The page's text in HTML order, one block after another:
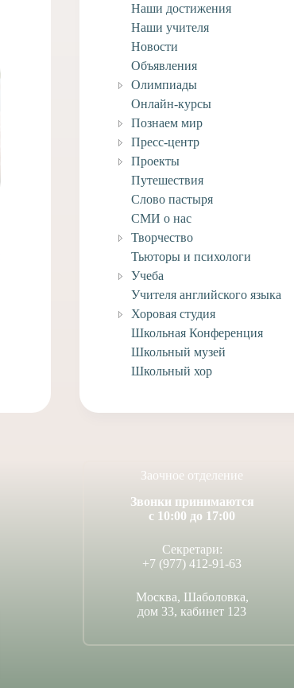
Поздравляем учащегося
заочного отделения Анри
А. с творческими
достижениями!
14 июля, 2026
Наши достижения
Наши учителя
Новости
Объявления
Олимпиады
Онлайн-курсы
Познаем мир
Пресс-центр
Проекты
Путешествия
Слово пастыря
СМИ о нас
Творчество
Тьюторы и психологи
Учеба
Учителя английского языка
Хоровая студия
Школьная Конференция
Школьный музей
Школьный хор
Заочное отделение
Звонки принимаются
с 10:00 до 17:00
Секретари:
+7 (977) 412-91-63
Москва, Шаболовка,
дом 33, кабинет 123